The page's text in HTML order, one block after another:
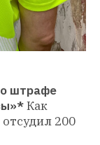
штрафе
Как
200